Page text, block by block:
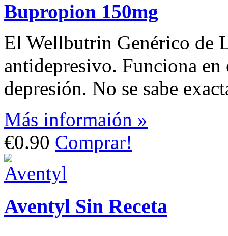
Bupropion 150mg
El Wellbutrin Genérico de
antidepresivo. Funciona en
depresión. No se sabe
Más informaión »
€0.90 Comprar!
Aventyl Sin Receta